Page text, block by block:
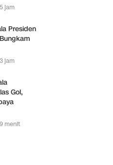
jam
Presiden
jam
Gol,
menit